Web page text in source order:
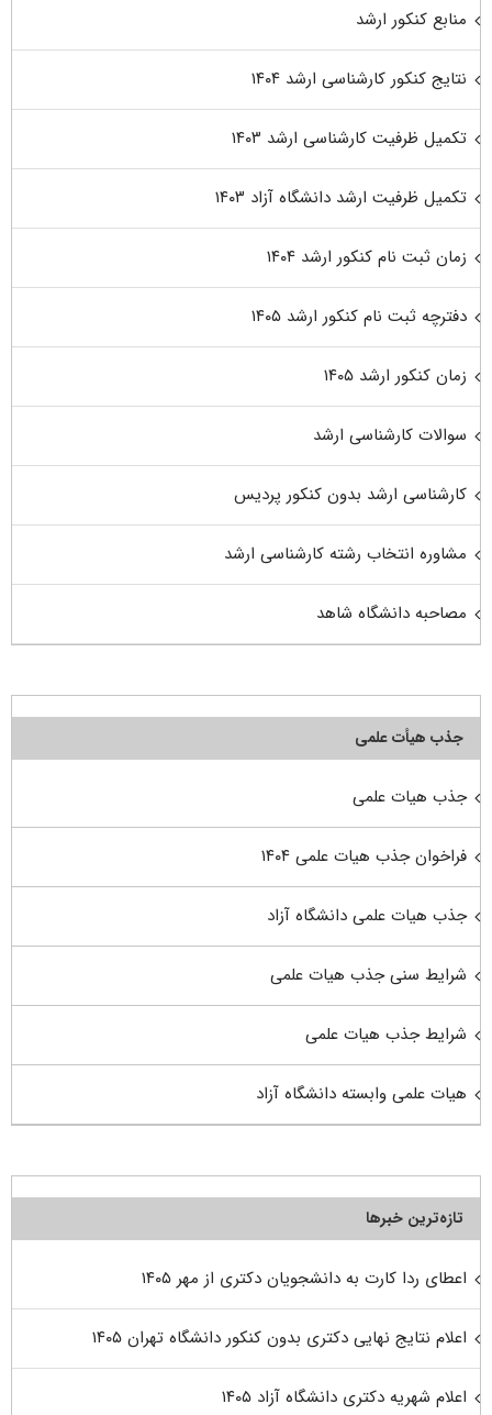
منابع کنکور ارشد
نتایج کنکور کارشناسی ارشد ۱۴۰۴
تکمیل ظرفیت کارشناسی ارشد ۱۴۰۳
تکمیل ظرفیت ارشد دانشگاه آزاد ۱۴۰۳
زمان ثبت نام کنکور ارشد ۱۴۰۴
دفترچه ثبت نام کنکور ارشد ۱۴۰۵
زمان کنکور ارشد ۱۴۰۵
سوالات کارشناسی ارشد
کارشناسی ارشد بدون کنکور پردیس
مشاوره انتخاب رشته کارشناسی ارشد
مصاحبه دانشگاه شاهد
جذب هیأت علمی
جذب هیات علمی
فراخوان جذب هیات علمی ۱۴۰۴
جذب هیات علمی دانشگاه آزاد
شرایط سنی جذب هیات علمی
شرایط جذب هیات علمی
هیات علمی وابسته دانشگاه آزاد
تازه‌ترین خبرها
اعطای ردا کارت به دانشجویان دکتری از مهر ۱۴۰۵
اعلام نتایج نهایی دکتری بدون کنکور دانشگاه تهران ۱۴۰۵
اعلام شهریه دکتری دانشگاه آزاد ۱۴۰۵